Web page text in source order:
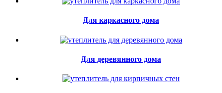
Для каркасного дома
Для деревянного дома